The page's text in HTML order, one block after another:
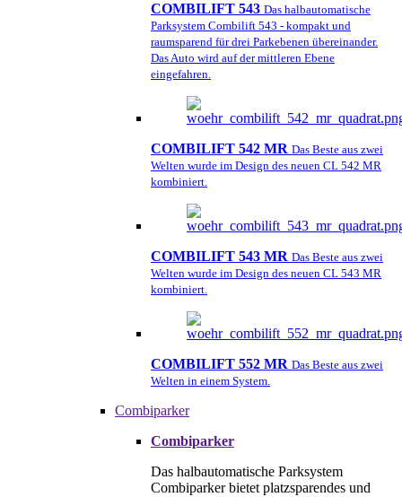
COMBILIFT 543 Das halbautomatische
Parksystem Combilift 543 - kompakt und
raumsparend für drei Parkebenen übereinander.
Das Auto wird auf der mittleren Ebene
eingefahren.
COMBILIFT 542 MR Das Beste aus zwei
Welten wurde im Design des neuen CL 542 MR
kombiniert.
COMBILIFT 543 MR Das Beste aus zwei
Welten wurde im Design des neuen CL 543 MR
kombiniert.
COMBILIFT 552 MR Das Beste aus zwei
Welten in einem System.
Combiparker
Combiparker
Das halbautomatische Parksystem
Combiparker bietet platzsparendes und